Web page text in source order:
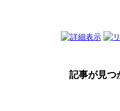
記事が見つ